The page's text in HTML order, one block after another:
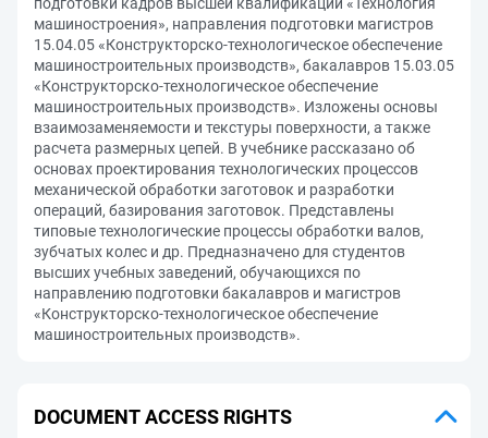
машиностроения», направления подготовки магистров
15.04.05 «Конструкторско-технологическое обеспечение
машиностроительных производств», бакалавров 15.03.05
«Конструкторско-технологическое обеспечение
машиностроительных производств». Изложены основы
взаимозаменяемости и текстуры поверхности, а также
расчета размерных цепей. В учебнике рассказано об
основах проектирования технологических процессов
механической обработки заготовок и разработки
операций, базирования заготовок. Представлены
типовые технологические процессы обработки валов,
зубчатых колес и др. Предназначено для студентов
высших учебных заведений, обучающихся по
направлению подготовки бакалавров и магистров
«Конструкторско-технологическое обеспечение
машиностроительных производств».
DOCUMENT ACCESS RIGHTS